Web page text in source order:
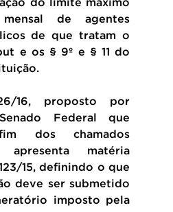
do limite máximo
mensal de agentes
de que tratam o
e os § 9º e § 11 do
16, proposto por
Federal que
dos chamados
apresenta matéria
15, definindo o que
deve ser submetido
imposto pela